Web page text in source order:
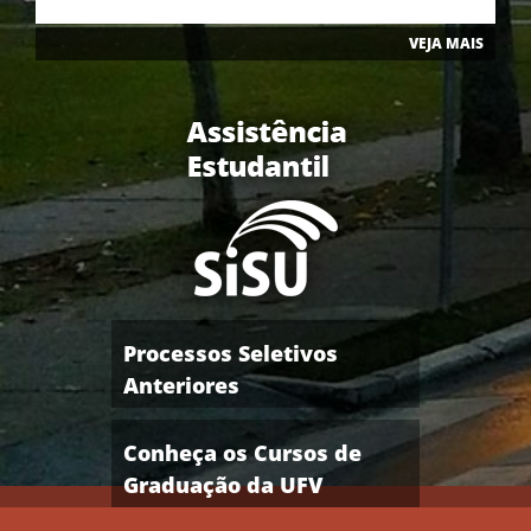
VEJA MAIS
Processos Seletivos
Anteriores
Conheça os Cursos de
Graduação da UFV